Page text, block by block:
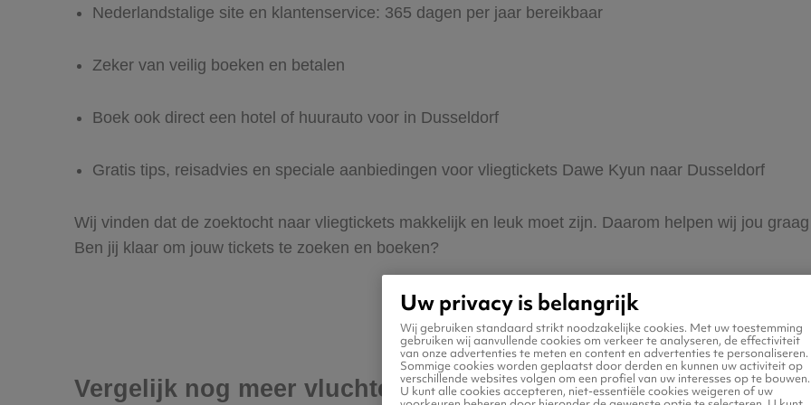
Nederlandstalige site en klantenservice: 365 dagen per jaar bereikbaar
Zeker van veilig boeken en betalen
Boek ook direct een hotel of huurauto voor in Dusseldorf
Gratis tips, reisadvies en speciale aanbiedingen voor vliegtickets Dawe Kyun naar Dusseldorf
Wij vinden dat de zoektocht naar vliegtickets makkelijk en leuk moet zijn. Daarom helpen wij jou
Ben jij klaar om jouw tickets te zoeken en boeken?
Vergelijk nog meer vluchten naar Dusseldorf
Uw privacy is belangrijk
Wij gebruiken standaard strikt noodzakelijke cookies. Met uw toestemming
gebruiken wij aanvullende cookies om verkeer te analyseren, de effectiviteit
van onze advertenties te meten en content en advertenties te personaliseren.
Sommige cookies worden geplaatst door derden en kunnen uw activiteit op
verschillende websites volgen om een profiel van uw interesses op te bouwen.
U kunt alle cookies accepteren, niet-essentiële cookies weigeren of uw